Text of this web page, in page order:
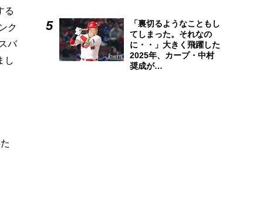
る
ク
バ
し
「裏切るようなこともし
てしまった。それなの
に・・」大きく飛躍した
2025年、カープ・中村
奨成が…